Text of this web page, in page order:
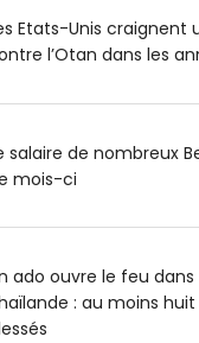
Etats-Unis craignent
l’Otan dans les
salaire de nombreux
mois-ci
ado ouvre le feu
: au moins